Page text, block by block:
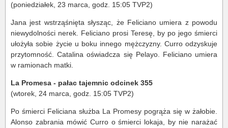
(poniedziałek, 23 marca, godz. 15:05 TVP2)
Jana jest wstrząśnięta słysząc, że Feliciano umiera z powodu
niewydolności nerek. Feliciano prosi Teresę, by po jego śmierci
ułożyła sobie życie u boku innego mężczyzny. Curro odzyskuje
przytomność. Catalina oświadcza się Pelayo. Feliciano umiera
w ramionach matki.
La Promesa - pałac tajemnic odcinek 355
(wtorek, 24 marca, godz. 15:05 TVP2)
Po śmierci Feliciana służba La Promesy pogrąża się w żałobie.
Alonso zabrania mówić Curro o śmierci lokaja, by nie narażać